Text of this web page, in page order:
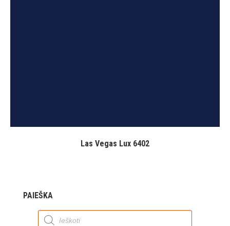
Las Vegas Lux 6402
PAIEŠKA
Products
search